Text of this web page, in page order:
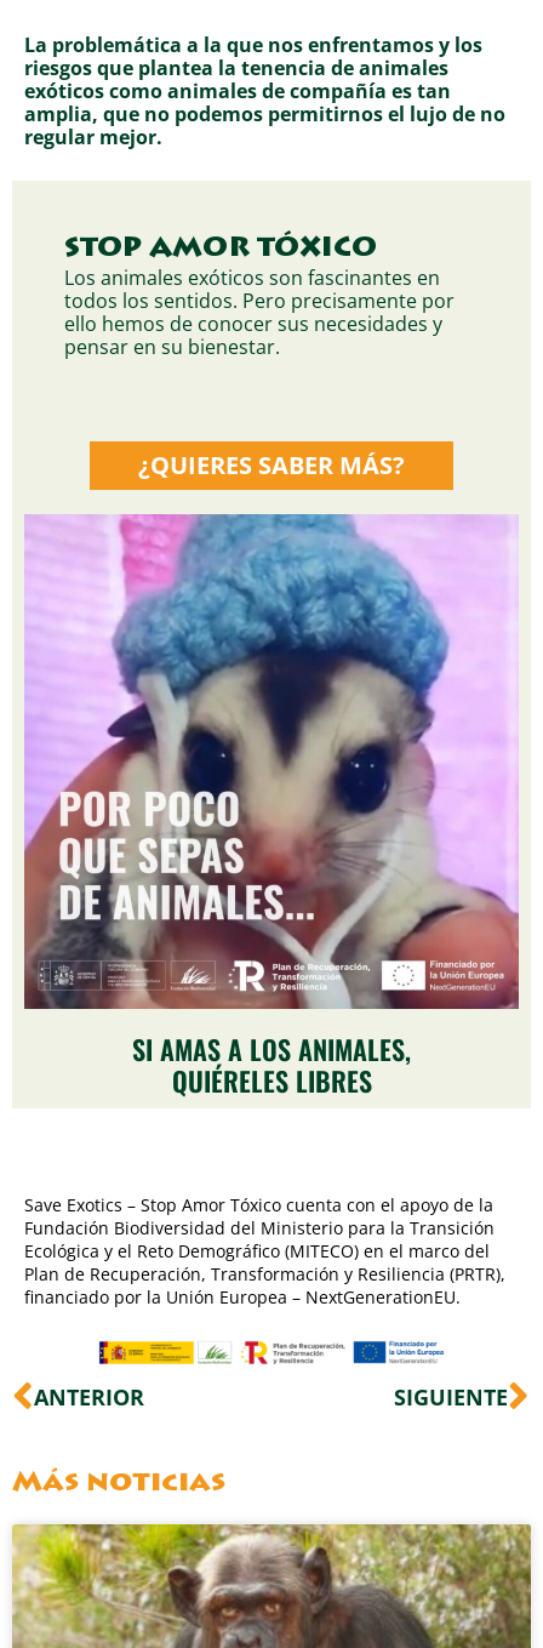
La problemática a la que nos enfrentamos y los
riesgos que plantea la tenencia de animales
exóticos como animales de compañía es tan
amplia, que no podemos permitirnos el lujo de no
regular mejor.
STOP AMOR TÓXICO
Los animales exóticos son fascinantes en
todos los sentidos. Pero precisamente por
ello hemos de conocer sus necesidades y
pensar en su bienestar.
¿QUIERES SABER MÁS?
SI AMAS A LOS ANIMALES,
QUIÉRELES LIBRES
Save Exotics – Stop Amor Tóxico cuenta con el apoyo de la
Fundación Biodiversidad del Ministerio para la Transición
Ecológica y el Reto Demográfico (MITECO) en el marco del
Plan de Recuperación, Transformación y Resiliencia (PRTR),
financiado por la Unión Europea – NextGenerationEU.
Ant
ANTERIOR SIGUIENTE
Más noticias